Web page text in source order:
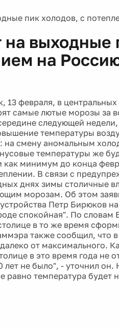
выходные
на
февраля, в центральных
самые лютые морозы за
следующей
температуры
на смену аномальным
температуры же
минимум до конца
В связи с
днях зимы столичные
морозам. Об этом
Петр Бирюков
спокойная". По словам
в то же время
также сообщил, что в
от максимального.
в это время года не
не было", - уточнил он.
равно температура будет